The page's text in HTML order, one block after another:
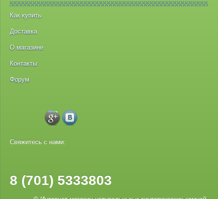
Как купить
Доставка
О магазине
Контакты
Форум
Свяжитесь с нами:
8 (701) 5333803